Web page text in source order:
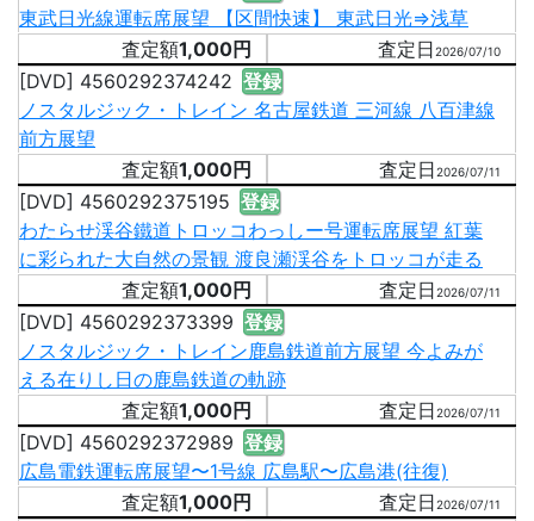
東武日光線運転席展望 【区間快速】 東武日光⇒浅草
1,000円
2026/07/10
[DVD] 4560292374242 登録
ノスタルジック・トレイン 名古屋鉄道 三河線 八百津線
前方展望
1,000円
2026/07/11
[DVD] 4560292375195 登録
わたらせ渓谷鐵道トロッコわっしー号運転席展望 紅葉
に彩られた大自然の景観 渡良瀬渓谷をトロッコが走る
1,000円
2026/07/11
[DVD] 4560292373399 登録
ノスタルジック・トレイン鹿島鉄道前方展望 今よみが
える在りし日の鹿島鉄道の軌跡
1,000円
2026/07/11
[DVD] 4560292372989 登録
広島電鉄運転席展望〜1号線 広島駅〜広島港(往復)
1,000円
2026/07/11